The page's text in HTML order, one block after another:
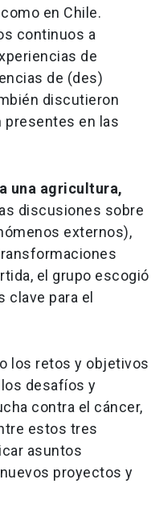
en Chile.
continuos a
de
de (des)
discutieron
presentes en las
una agricultura,
discusiones sobre
externos),
el grupo escogió
clave para el
los retos y objetivos
desafíos y
contra el cáncer,
estos tres
asuntos
proyectos y